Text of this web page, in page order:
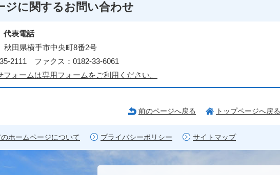
ジに関するお問い合わせ
表電話
田県横手市中央町8番2号
2111 ファクス：0182-33-6061
フォームは専用フォームをご利用ください。
前のページへ戻る トップページへ戻る
ホームページについて プライバシーポリシー サイトマップ